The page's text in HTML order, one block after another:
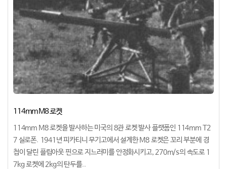
114mm M8 로켓
114mm M8 로켓을 발사하는 미국의 8관 로켓 발사 플랫폼인 114mm T2
7 실로폰. 1941년 피카티니 무기고에서 설계한 M8 로켓은 꼬리 부분에 경
첩이 달린 플립아웃 핀으로 지느러미를 안정화시키고, 270m/s의 속도로 1
7kg 로켓에 2kg의 탄두를..